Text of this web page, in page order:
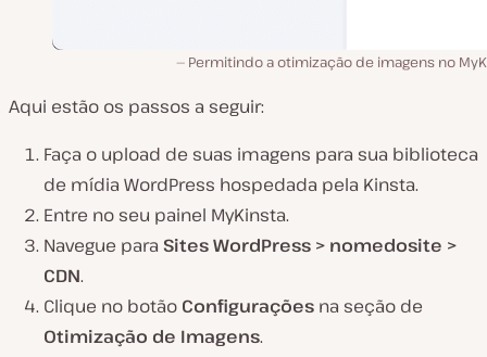
Permitindo a otimização de imagens no
Aqui estão os passos a seguir:
Faça o upload de suas imagens para sua biblioteca
de mídia WordPress hospedada pela Kinsta.
Entre no seu painel MyKinsta.
Navegue para Sites WordPress > nomedosite >
CDN.
Clique no botão Configurações na seção de
Otimização de Imagens.